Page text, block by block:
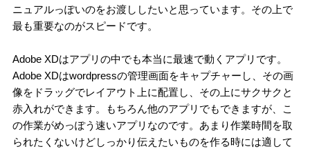
ニュアルっぽいのをお渡ししたいと思っています。その上で
最も重要なのがスピードです。
Adobe XDはアプリの中でも本当に最速で動くアプリです。
Adobe XDはwordpressの管理画面をキャプチャーし、その画
像をドラッグでレイアウト上に配置し、その上にサクサクと
赤入れができます。もちろん他のアプリでもできますが、こ
の作業がめっぽう速いアプリなのです。あまり作業時間を取
られたくないけどしっかり伝えたいものを作る時には適して